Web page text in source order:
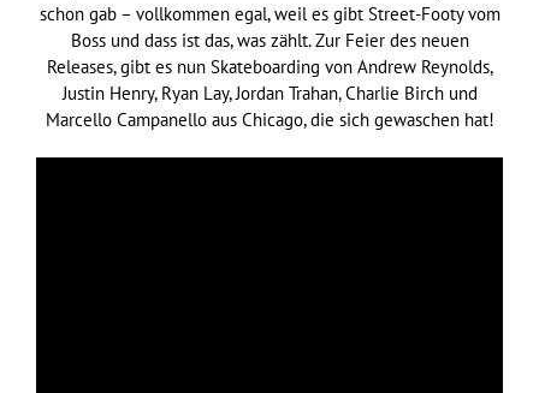
schon gab – vollkommen egal, weil es gibt Street-Footy vom
Boss und dass ist das, was zählt. Zur Feier des neuen
Releases, gibt es nun Skateboarding von Andrew Reynolds,
Justin Henry, Ryan Lay, Jordan Trahan, Charlie Birch und
Marcello Campanello aus Chicago, die sich gewaschen hat!